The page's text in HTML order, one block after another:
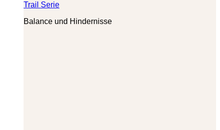
Trail Serie
Balance und Hindernisse